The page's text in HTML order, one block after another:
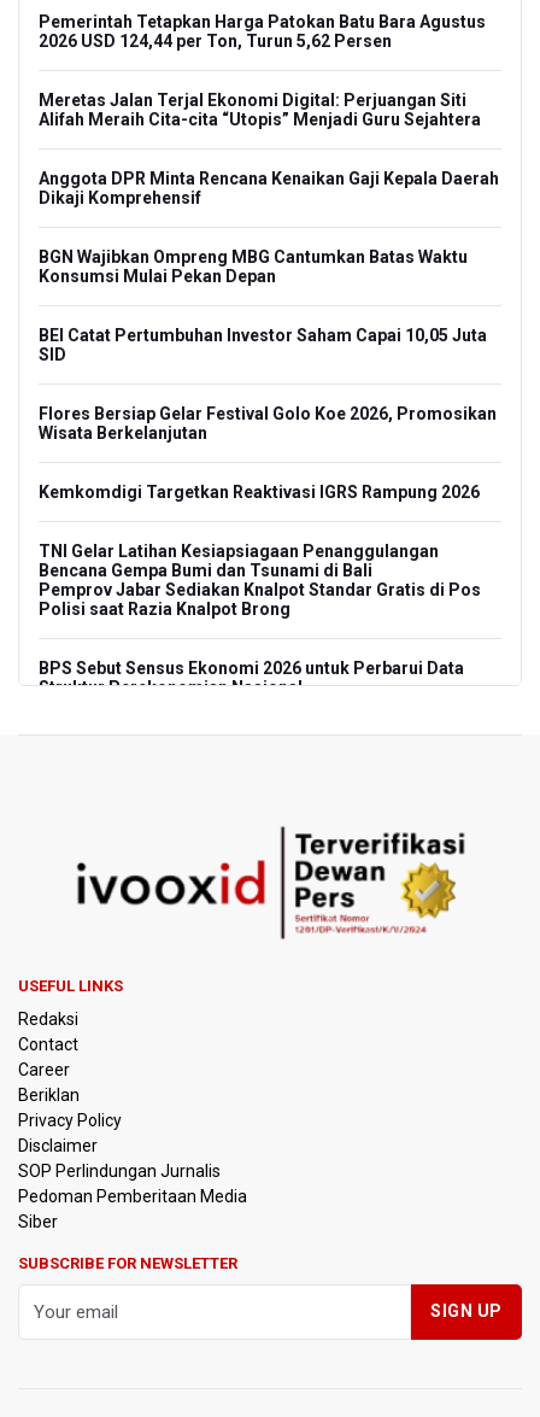
Pemerintah Tetapkan Harga Patokan Batu Bara Agustus
2026 USD 124,44 per Ton, Turun 5,62 Persen
Meretas Jalan Terjal Ekonomi Digital: Perjuangan Siti
Alifah Meraih Cita-cita “Utopis” Menjadi Guru Sejahtera
Anggota DPR Minta Rencana Kenaikan Gaji Kepala Daerah
Dikaji Komprehensif
BGN Wajibkan Ompreng MBG Cantumkan Batas Waktu
Konsumsi Mulai Pekan Depan
BEI Catat Pertumbuhan Investor Saham Capai 10,05 Juta
SID
Flores Bersiap Gelar Festival Golo Koe 2026, Promosikan
Wisata Berkelanjutan
Kemkomdigi Targetkan Reaktivasi IGRS Rampung 2026
TNI Gelar Latihan Kesiapsiagaan Penanggulangan
Bencana Gempa Bumi dan Tsunami di Bali
Pemprov Jabar Sediakan Knalpot Standar Gratis di Pos
Polisi saat Razia Knalpot Brong
BPS Sebut Sensus Ekonomi 2026 untuk Perbarui Data
Struktur Perekonomian Nasional
Kebakaran Hutan dan Lahan Terjadi di Sejumlah Wilayah
di Sumatra, Kalimantan, dan Pulau Jawa
Kebakaran Hutan dan Lahan Meluas, TNBTS Tutup
Seluruh Akses Wisata Gunung Bromo Guna Efektifkan
Lawan Thailand
Xabi Alonso Sebut Dukungan Penggemar Chelsea
Menakjubkan di GBK, Menang Lawan AC Milan 3-0
Pakar: Pengungkapan TPPU Eks Jampidsus Febrie
Adriansyah Harus Buktikan Pidana Asal
Tersangka dan Saksi Terkait Kasus TPPU
BPIP: Satu Siswa Sekolah Rakyat Jadi Calon Paskibraka
Nasional
USEFUL LINKS
Redaksi
Contact
Career
Beriklan
Privacy Policy
Disclaimer
SOP Perlindungan Jurnalis
Pedoman Pemberitaan Media
Siber
SUBSCRIBE FOR NEWSLETTER